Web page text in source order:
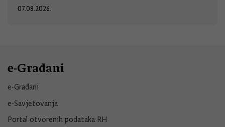
07.08.2026.
e-Građani
e-Građani
e-Savjetovanja
Portal otvorenih podataka RH